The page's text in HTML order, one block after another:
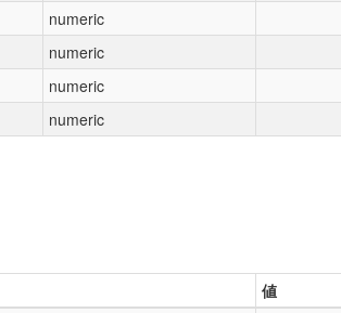
numeric
numeric
numeric
numeric
値